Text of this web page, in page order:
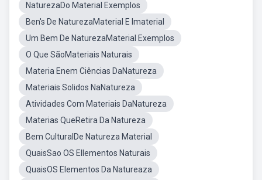
NaturezaDo Material Exemplos
Ben's De NaturezaMaterial E Imaterial
Um Bem De NaturezaMaterial Exemplos
O Que SãoMateriais Naturais
Materia Enem Ciências DaNatureza
Materiais Solidos NaNatureza
Atividades Com Materiais DaNatureza
Materias QueRetira Da Natureza
Bem CulturalDe Natureza Material
QuaisSao OS Ellementos Naturais
QuaisOS Elementos Da Natureaza